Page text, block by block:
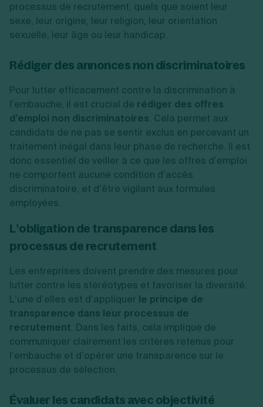
processus de recrutement, quels que soient leur
sexe, leur origine, leur religion, leur orientation
sexuelle, leur âge ou leur handicap.
Rédiger des annonces non discriminatoires
Pour lutter efficacement contre la discrimination à
l’embauche, il est crucial de rédiger des offres
d’emploi non discriminatoires. Cela permet aux
candidats de ne pas se sentir exclus en percevant un
traitement inégal dans leur phase de recherche. Il est
donc essentiel de veiller à ce que les offres d’emploi
ne comportent aucune condition d’accès
discriminatoire, et d’être vigilant aux formules
employées.
L’obligation de transparence dans les
processus de recrutement
Les entreprises doivent prendre des mesures pour
lutter contre les stéréotypes et favoriser la diversité.
L’une d’elles est d’appliquer le principe de
transparence dans leur processus de
recrutement. Dans les faits, cela implique de
communiquer clairement les critères retenus pour
l’embauche et d’opérer une transparence sur le
processus de sélection.
Évaluer les candidats avec objectivité